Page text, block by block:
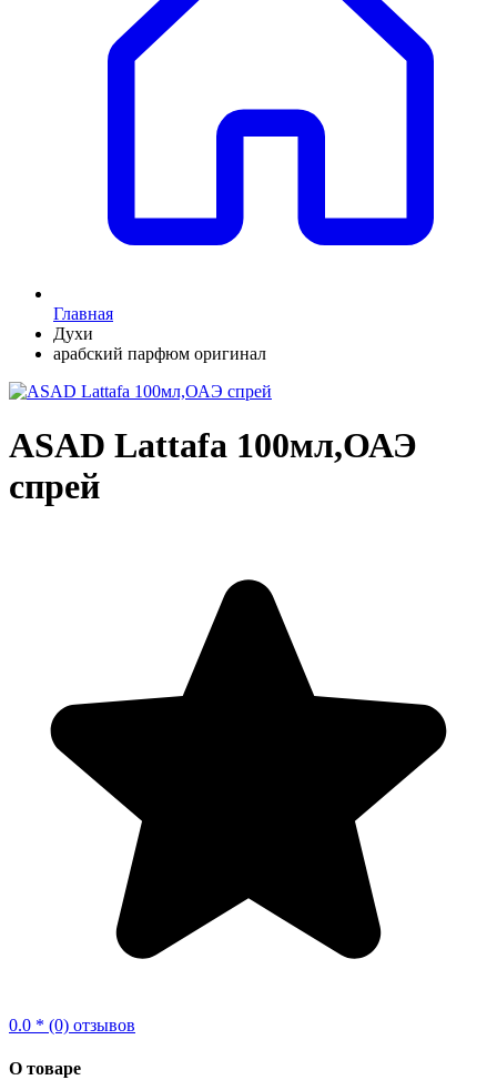
Главная
Духи
арабский парфюм оригинал
ASAD Lattafa 100мл,ОАЭ
спрей
0.0 * (0) отзывов
О товаре